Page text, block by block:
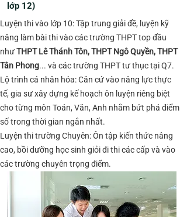
lớp 12)
Luyện thi vào lớp 10: Tập trung giải đề, luyện kỹ
năng làm bài thi vào các trường THPT top đầu
nhưTHPT Lê Thánh Tôn, THPT Ngô Quyền, THPT
Tân Phong... và các trường THPT tư thục tại Q7.
Lộ trình cá nhân hóa: Căn cứ vào năng lực thực
tế, gia sư xây dựng kế hoạch ôn luyện riêng biệt
cho từng môn Toán, Văn, Anh nhằm bứt phá điểm
số trong thời gian ngắn nhất.
Luyện thi trường Chuyên: Ôn tập kiến thức nâng
cao, bồi dưỡng học sinh giỏi đi thi các cấp và vào
các trường chuyên trọng điểm.